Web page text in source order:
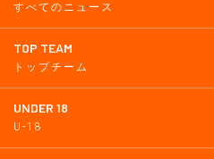
すべてのニュース
TOP TEAM
トップチーム
UNDER 18
U-18